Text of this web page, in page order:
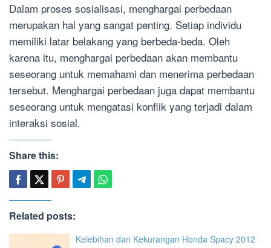
Dalam proses sosialisasi, menghargai perbedaan
merupakan hal yang sangat penting. Setiap individu
memiliki latar belakang yang berbeda-beda. Oleh
karena itu, menghargai perbedaan akan membantu
seseorang untuk memahami dan menerima perbedaan
tersebut. Menghargai perbedaan juga dapat membantu
seseorang untuk mengatasi konflik yang terjadi dalam
interaksi sosial.
Share this:
Related posts:
Kelebihan dan Kekurangan Honda Spacy 2012